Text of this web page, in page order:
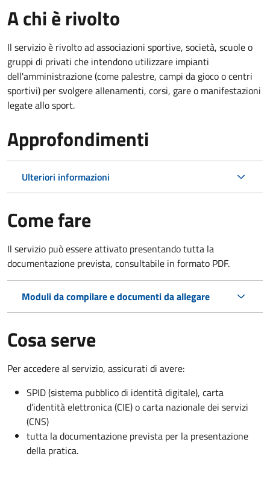
A chi è rivolto
Il servizio è rivolto ad associazioni sportive, società, scuole o
gruppi di privati che intendono utilizzare impianti
dell'amministrazione (come palestre, campi da gioco o centri
sportivi) per svolgere allenamenti, corsi, gare o manifestazioni
legate allo sport.
Approfondimenti
Ulteriori informazioni
Come fare
Il servizio può essere attivato presentando tutta la
documentazione prevista, consultabile in formato PDF.
Moduli da compilare e documenti da allegare
Cosa serve
Per accedere al servizio, assicurati di avere:
SPID (sistema pubblico di identità digitale), carta
d’identità elettronica (CIE) o carta nazionale dei servizi
(CNS)
tutta la documentazione prevista per la presentazione
della pratica.